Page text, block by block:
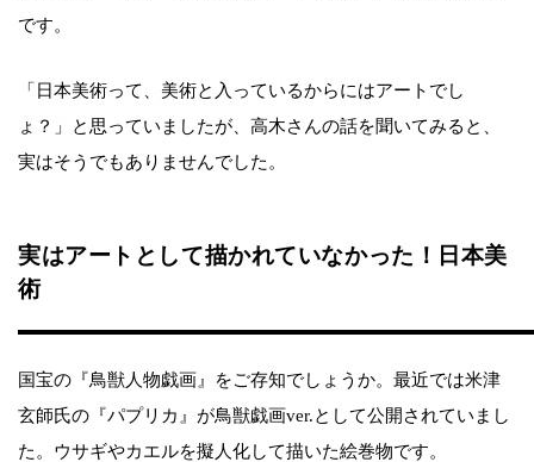
です。
「日本美術って、美術と入っているからにはアートでし
ょ？」と思っていましたが、高木さんの話を聞いてみると、
実はそうでもありませんでした。
実はアートとして描かれていなかった！日本美
術
国宝の『鳥獣人物戯画』をご存知でしょうか。最近では米津
玄師氏の『パプリカ』が鳥獣戯画ver.として公開されていまし
た。ウサギやカエルを擬人化して描いた絵巻物です。